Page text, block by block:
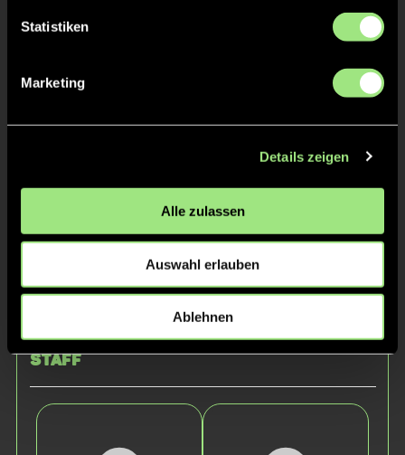
Statistiken
Marketing
Details zeigen
Alle zulassen
Auswahl erlauben
Ablehnen
Staff